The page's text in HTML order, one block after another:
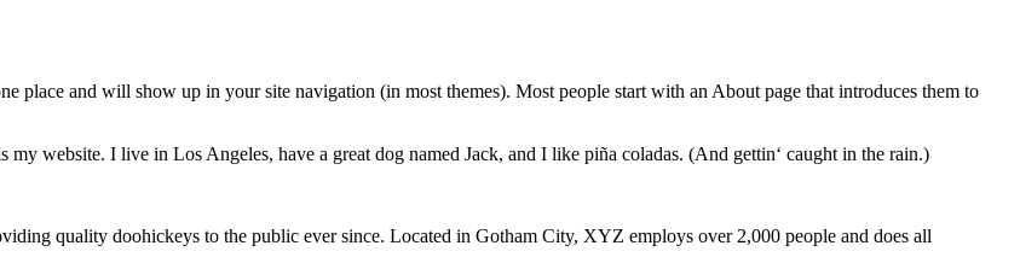
place and will show up in your site navigation (in most themes). Most people start with an About page that introduces them to
website. I live in Los Angeles, have a great dog named Jack, and I like piña coladas. (And gettin‘ caught in the rain.)
quality doohickeys to the public ever since. Located in Gotham City, XYZ employs over 2,000 people and does all